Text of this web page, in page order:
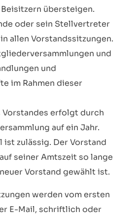
übersteigen.
oder sein Stellvertreter
allen Vorstandssitzungen.
und
und
im Rahmen dieser
Vorstandes erfolgt durch
auf ein Jahr.
ist zulässig. Der Vorstand
seiner Amtszeit so lange
Vorstand gewählt ist.
werden vom ersten
E-Mail, schriftlich oder